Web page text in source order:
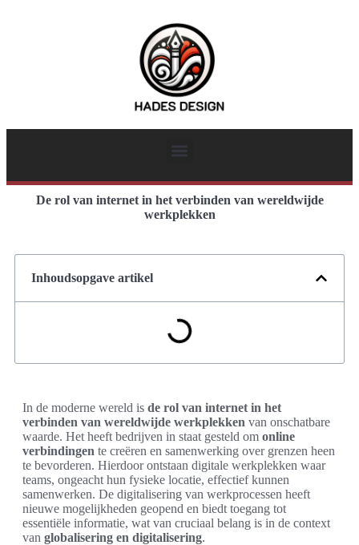
De rol van internet in het verbinden van wereldwijde
werkplekken
Inhoudsopgave artikel
In de moderne wereld is de rol van internet in het
verbinden van wereldwijde werkplekken van onschatbare
waarde. Het heeft bedrijven in staat gesteld om online
verbindingen te creëren en samenwerking over grenzen heen
te bevorderen. Hierdoor ontstaan digitale werkplekken waar
teams, ongeacht hun fysieke locatie, effectief kunnen
samenwerken. De digitalisering van werkprocessen heeft
nieuwe mogelijkheden geopend en biedt toegang tot
essentiële informatie, wat van cruciaal belang is in de context
van globalisering en digitalisering.